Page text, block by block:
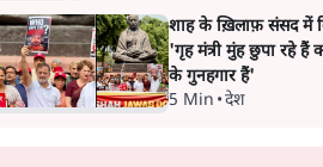
शाह के ख़िलाफ़ संसद में
'गृह मंत्री मुंह छुपा रहे हैं
के गुनहगार हैं'
5 Min •देश